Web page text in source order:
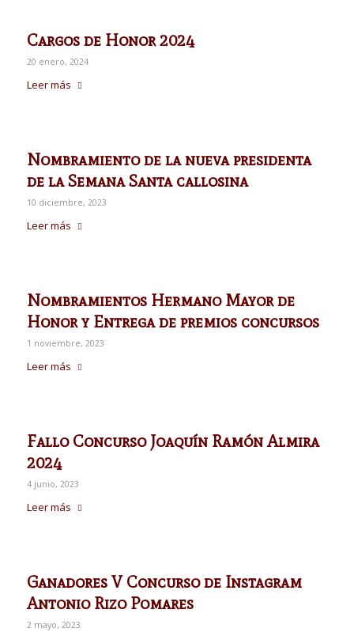
Cargos de Honor 2024
20 enero, 2024
Leer más
Nombramiento de la nueva presidenta
de la Semana Santa callosina
10 diciembre, 2023
Leer más
Nombramientos Hermano Mayor de
Honor y Entrega de premios concursos
1 noviembre, 2023
Leer más
Fallo Concurso Joaquín Ramón Almira
2024
4 junio, 2023
Leer más
Ganadores V Concurso de Instagram
Antonio Rizo Pomares
2 mayo, 2023